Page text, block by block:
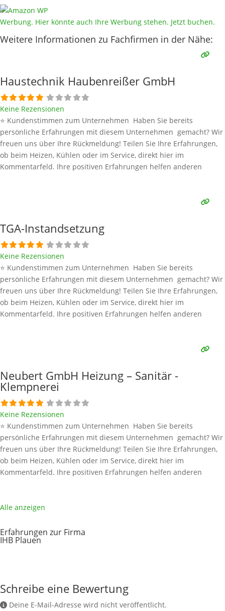
Werbung. Hier könnte auch Ihre Werbung stehen. Jetzt buchen.
Weitere Informationen zu Fachfirmen in der Nähe:
Haustechnik Haubenreißer GmbH
Keine Rezensionen
⭐ Kundenstimmen zum Unternehmen Haben Sie bereits
persönliche Erfahrungen mit diesem Unternehmen gemacht? Wir
freuen uns über Ihre Rückmeldung! Teilen Sie Ihre Erfahrungen,
ob beim Heizen, Kühlen oder im Service, direkt hier im
Kommentarfeld. Ihre positiven Erfahrungen helfen anderen
TGA-Instandsetzung
Keine Rezensionen
⭐ Kundenstimmen zum Unternehmen Haben Sie bereits
persönliche Erfahrungen mit diesem Unternehmen gemacht? Wir
freuen uns über Ihre Rückmeldung! Teilen Sie Ihre Erfahrungen,
ob beim Heizen, Kühlen oder im Service, direkt hier im
Kommentarfeld. Ihre positiven Erfahrungen helfen anderen
Neubert GmbH Heizung – Sanitär -
Klempnerei
Keine Rezensionen
⭐ Kundenstimmen zum Unternehmen Haben Sie bereits
persönliche Erfahrungen mit diesem Unternehmen gemacht? Wir
freuen uns über Ihre Rückmeldung! Teilen Sie Ihre Erfahrungen,
ob beim Heizen, Kühlen oder im Service, direkt hier im
Kommentarfeld. Ihre positiven Erfahrungen helfen anderen
und bleibenWeiterlesen …
Alle anzeigen
Erfahrungen zur Firma
IHB Plauen
Schreibe eine Bewertung
Deine E-Mail-Adresse wird nicht veröffentlicht.